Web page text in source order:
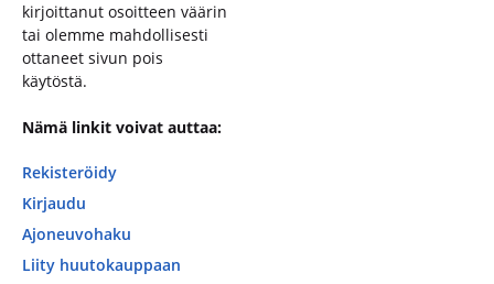
kirjoittanut osoitteen väärin
tai olemme mahdollisesti
ottaneet sivun pois
käytöstä.
Nämä linkit voivat auttaa:
Rekisteröidy
Kirjaudu
Ajoneuvohaku
Liity huutokauppaan